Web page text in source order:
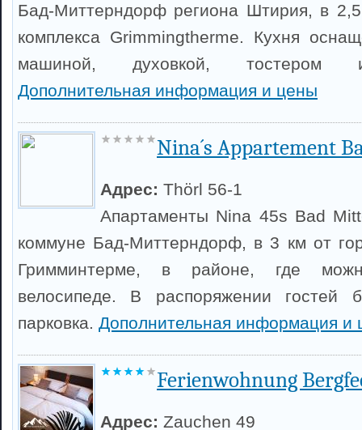
Бад-Миттерндорф региона Штирия, в
комплекса Grimmingtherme. Кухня
машиной, духовкой, тостером
Дополнительная информация и цены
Nina´s Appartement
Адрес: Thörl 56-1
Апартаменты Nina 45s Bad
коммуне Бад-Миттерндорф, в 3 км от
Гримминтерме, в районе, где
велосипеде. В распоряжении гостей
парковка. Дополнительная информация и
Ferienwohnung
Адрес: Zauchen 49